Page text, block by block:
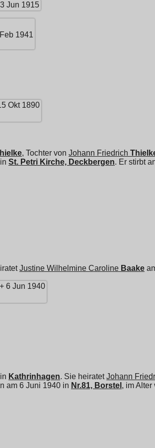
Jun 1915
1941
Okt 1890
, Tochter von Johann Friedrich
St. Petri Kirche, Deckbergen. Er stirbt
Justine Wilhelmine Caroline Baake
6 Jun 1940
Kathrinhagen. Sie heiratetJohann
am 6 Juni 1940 in Nr.81, Borstel , im